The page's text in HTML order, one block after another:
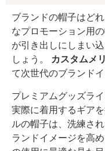
ブランドの帽子はど
なプロモーション用
が引き出しにしまい
しょう。 カスタムメ
て次世代のブランド
プレミアムグッズラ
実際に着用するギア
ルの帽子は、洗練さ
ランドイメージを高